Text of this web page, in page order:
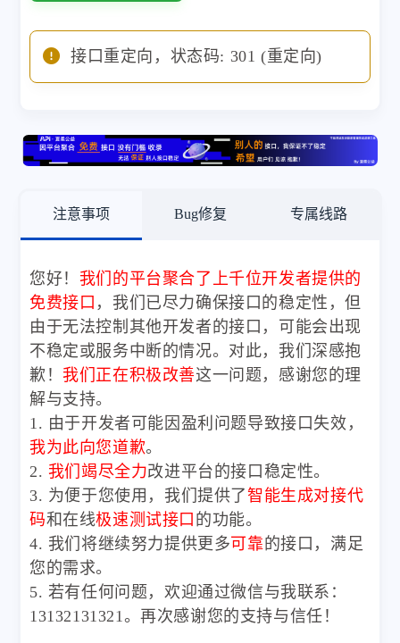
接口重定向，状态码: 301 (重定向)
注意事项 Bug修复 专属线路
您好！ 我们的平台聚合了上千位开发者提供的
免费接口 ，我们已尽力确保接口的稳定性，但
由于无法控制其他开发者的接口，可能会出现
不稳定或服务中断的情况。对此，我们深感抱
歉！ 我们正在积极改善这一问题，感谢您的理
解与支持。
1. 由于开发者可能因盈利问题导致接口失效，
我为此向您道歉。
2. 我们竭尽全力改进平台的接口稳定性。
3. 为便于您使用，我们提供了智能生成对接代
码和在线极速测试接口 的功能。
4. 我们将继续努力提供更多可靠的接口，满足
您的需求。
5. 若有任何问题，欢迎通过微信与我联系：
13132131321。再次感谢您的支持与信任！